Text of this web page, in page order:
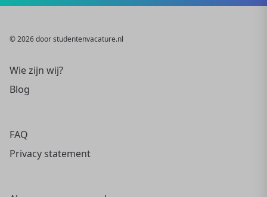
© 2026 door studentenvacature.nl
Wie zijn wij?
Blog
FAQ
Privacy statement